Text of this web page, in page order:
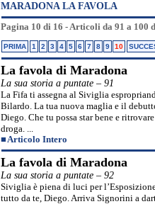
MARADONA LA FAVOLA
Pagina 10 di 16 - Articoli da 91 a 100
PRIMA 1 2 3 4 5 6 7 8 9 10
La favola di Maradona
La sua storia a puntate – 91
La Fifa ti assegna al Siviglia
Bilardo. La tua nuova maglia e il
Diego. Che tu possa star bene e
droga. ...
■Articolo Intero
La favola di Maradona
La sua storia a puntate – 92
Siviglia è piena di luci per
tutto da te, Diego. Arriva Signorini a